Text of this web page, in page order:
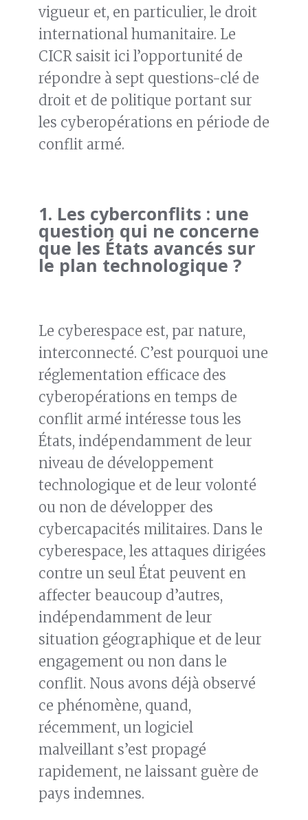
vigueur et, en particulier, le droit
international humanitaire. Le
CICR saisit ici l’opportunité de
répondre à sept questions-clé de
droit et de politique portant sur
les cyberopérations en période de
conflit armé.
1. Les cyberconflits : une
question qui ne concerne
que les États avancés sur
le plan technologique ?
Le cyberespace est, par nature,
interconnecté. C’est pourquoi une
réglementation efficace des
cyberopérations en temps de
conflit armé intéresse tous les
États, indépendamment de leur
niveau de développement
technologique et de leur volonté
ou non de développer des
cybercapacités militaires. Dans le
cyberespace, les attaques dirigées
contre un seul État peuvent en
affecter beaucoup d’autres,
indépendamment de leur
situation géographique et de leur
engagement ou non dans le
conflit. Nous avons déjà observé
ce phénomène, quand,
récemment, un logiciel
malveillant s’est propagé
rapidement, ne laissant guère de
pays indemnes.